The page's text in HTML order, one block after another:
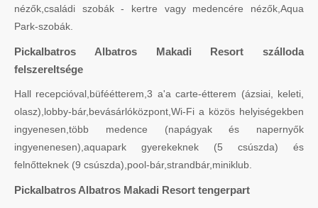
nézők,családi szobák - kertre vagy medencére nézők,Aqua
Park-szobák.
Pickalbatros Albatros Makadi Resort szálloda
felszereltsége
Hall recepcióval,büféétterem,3 a'a carte-étterem (ázsiai, keleti,
olasz),lobby-bár,bevásárlóközpont,Wi-Fi a közös helyiségekben
ingyenesen,több medence (napágyak és napernyők
ingyenenesen),aquapark gyerekeknek (5 csúszda) és
felnőtteknek (9 csúszda),pool-bár,strandbár,miniklub.
Pickalbatros Albatros Makadi Resort tengerpart